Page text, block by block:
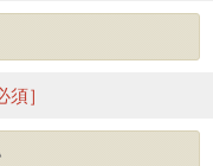
須］